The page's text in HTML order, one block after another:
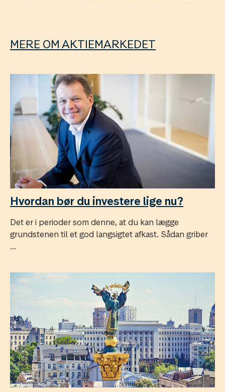
MERE OM AKTIEMARKEDET
Hvordan bør du investere lige nu?
Det er i perioder som denne, at du kan lægge
grundstenen til et god langsigtet afkast. Sådan griber
...